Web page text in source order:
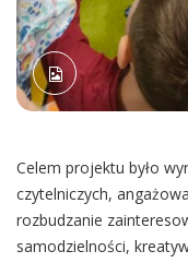
Celem projektu było
czytelniczych,
rozbudzanie
samodzielności,